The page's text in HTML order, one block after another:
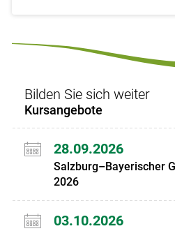
Bilden Sie sich weiter
Kursangebote
28.09.2026
Salzburg–Bayerischer
2026
03.10.2026